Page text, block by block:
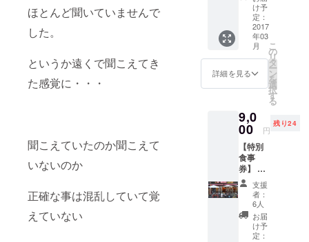
ほとんど聞いていませんで
した。
というか遠くで聞こえてき
た感覚に・・・
聞こえていたのか聞こえて
いないのか
正確な事は混乱していて覚
えていない
え、様々な
人脈と交流
を持つ。人
脈を広げよ
ローガン
やイベント
を実施して
いる。関西
ビジネスサ
テライト新
聞編集長、
パートナー
シップPlus異
業種交流会
セージ
◆だま
れトリ
（道頓
堀店・
梅田店
各店共
通）
１０，
円分食
事券 ※
お店の
紹介は
本文に
掲載。
※詳細は
メール
にて。
け予
定：
2017
年03
月
詳細を見る
こ
の
リ
タ
ー
ン
を
選
択
す
る
9,0
00 円
残り24
【特別
食事
券】 ◆
仲井本
人より
お礼の
メッ
セージ
◆スペ
支援
者：
6人
お届
け予
定：